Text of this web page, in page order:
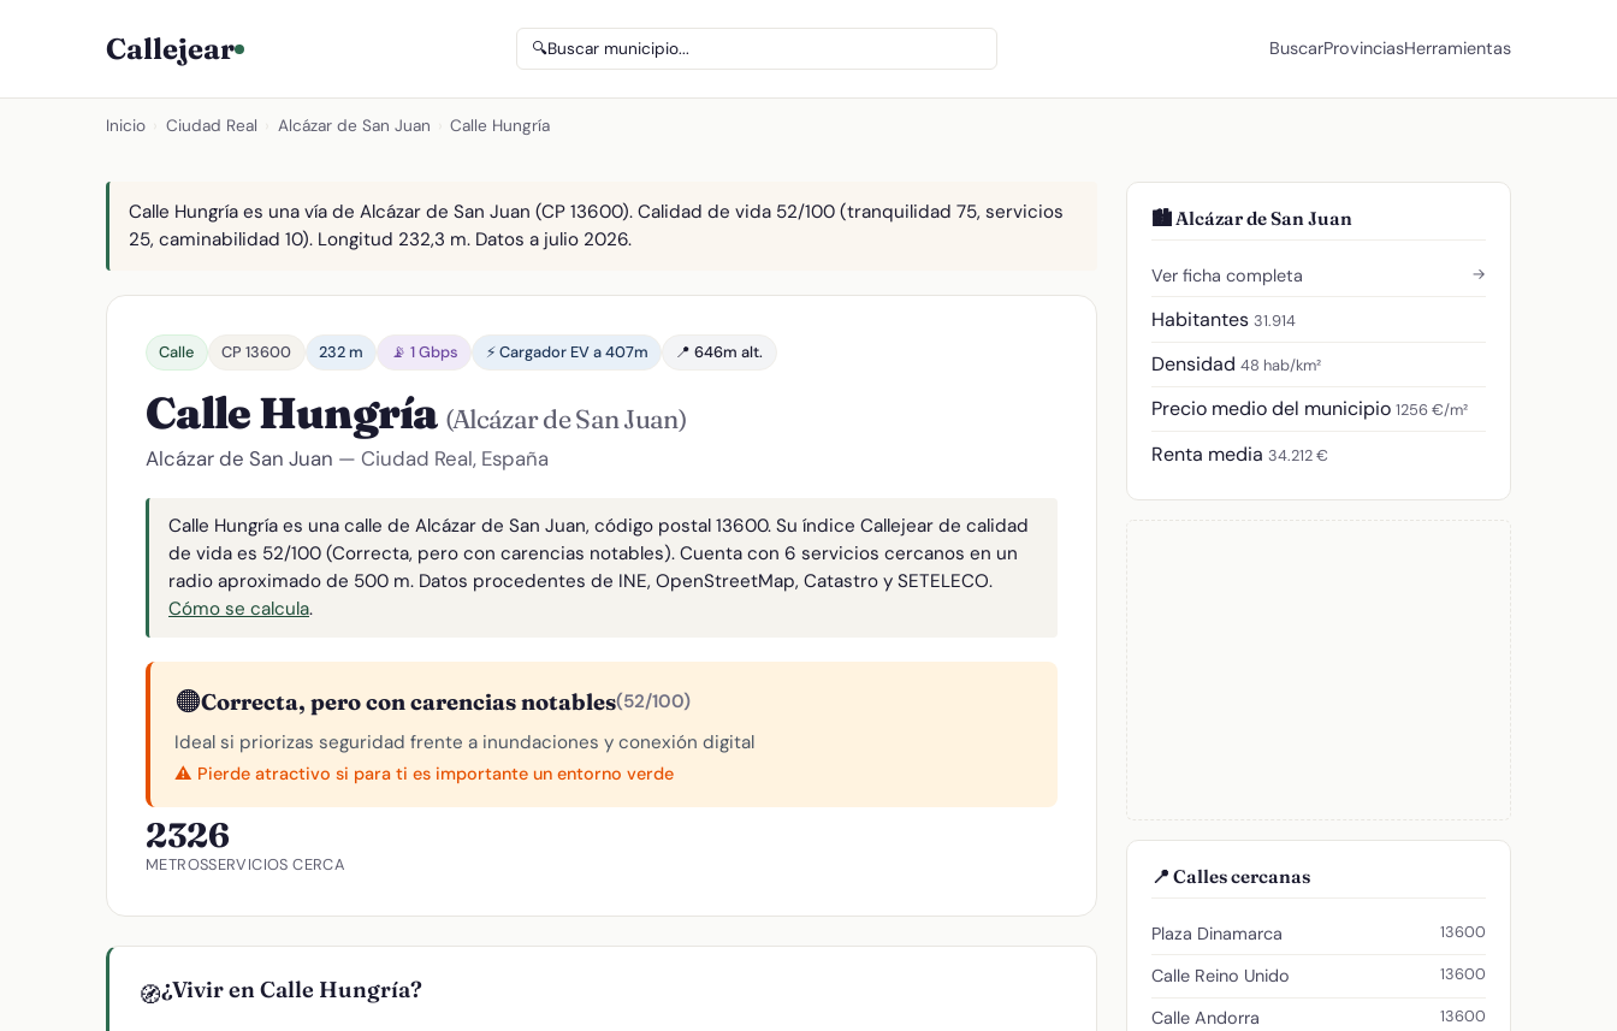
Callejear 🔍Buscar municipio... BuscarProvinciasHerramientas
Inicio Ciudad Real Alcázar de San Juan Calle Hungría
Calle Hungría es una vía de Alcázar de San Juan (CP 13600). Calidad de vida 52/100 (tranquilidad 75, servicios
25, caminabilidad 10). Longitud 232,3 m. Datos a julio 2026.
Calle CP 13600 232 m 📡 1 Gbps ⚡ Cargador EV a 407m 📍 646m alt.
Calle Hungría (Alcázar de San Juan)
Alcázar de San Juan — Ciudad Real, España
Calle Hungría es una calle de Alcázar de San Juan, código postal 13600. Su índice Callejear de calidad
de vida es 52/100 (Correcta, pero con carencias notables). Cuenta con 6 servicios cercanos en un
radio aproximado de 500 m. Datos procedentes de INE, OpenStreetMap, Catastro y SETELECO.
Cómo se calcula.
🟠Correcta, pero con carencias notables(52/100)
Ideal si priorizas seguridad frente a inundaciones y conexión digital
⚠️ Pierde atractivo si para ti es importante un entorno verde
232
METROS
6
SERVICIOS CERCA
🧭¿Vivir en Calle Hungría?
🏙️ Alcázar de San Juan
Ver ficha completa →
Habitantes 31.914
Densidad 48 hab/km²
Precio medio del municipio 1256 €/m²
Renta media 34.212 €
📍 Calles cercanas
Plaza Dinamarca 13600
Calle Reino Unido 13600
Calle Andorra 13600